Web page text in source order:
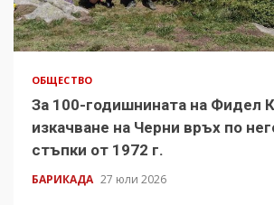
ОБЩЕСТВО
За 100-годишнината на Фидел
изкачване на Черни връх по
стъпки от 1972 г.
БАРИКАДА 27 юли 2026